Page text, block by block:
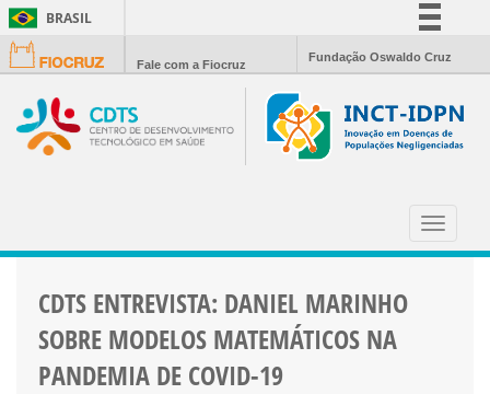
BRASIL
Simplifique!
Participe
Acesso à informação
Fale com a Fiocruz
Fundação Oswaldo Cruz
Toggle
CDTS ENTREVISTA: DANIEL MARINHO
SOBRE MODELOS MATEMÁTICOS NA
PANDEMIA DE COVID-19